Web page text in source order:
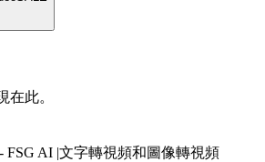
在此。
FSG AI |文字轉視頻和圖像轉視頻